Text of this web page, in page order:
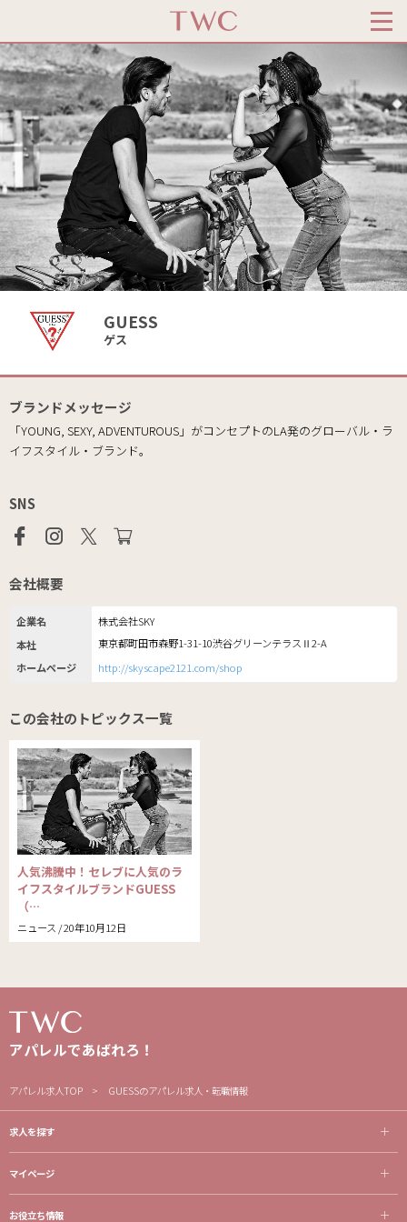
GUESS
ゲス
ブランドメッセージ
「YOUNG, SEXY, ADVENTUROUS」がコンセプトのLA発のグローバル・ラ
イフスタイル・ブランド。
SNS
会社概要
企業名
株式会社SKY
本社
東京都町田市森野1-31-10渋谷グリーンテラスⅡ2-A
ホームページ
http://skyscape2121.com/shop
この会社のトピックス一覧
ニュース / 20年10月12日
人気沸騰中！セレブに人気のラ
イフスタイルブランドGUESS
（…
アパレルであばれろ！
アパレル求人TOP GUESSのアパレル求人・転職情報
求人を探す
マイページ
お役立ち情報